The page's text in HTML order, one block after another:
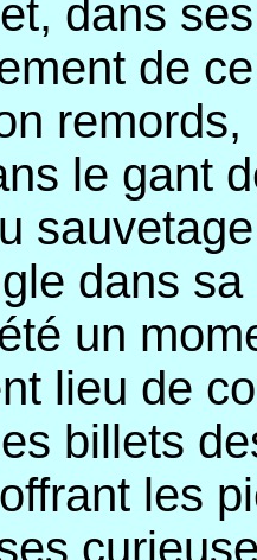
dans
de
le gant
dans
un
lieu de
billets
les